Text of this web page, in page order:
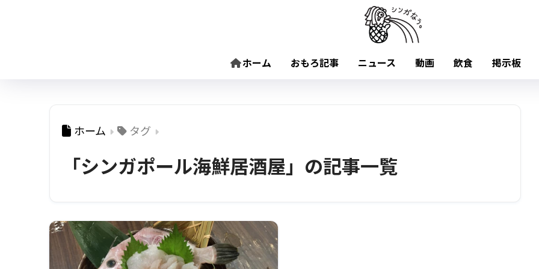
ホーム おもろ記事 ニュース 動画 飲食 掲示板
ホーム タグ
「シンガポール海鮮居酒屋」の記事一覧